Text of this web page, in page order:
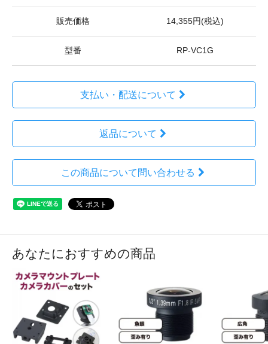
販売価格 14,355円(税込)
型番 RP-VC1G
支払い・配送について
返品について
この商品について問い合わせる
あなたにおすすめの商品